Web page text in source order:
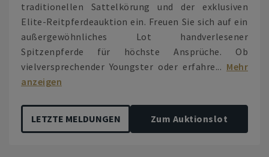
traditionellen Sattelkörung und der exklusiven
Elite-Reitpferdeauktion ein. Freuen Sie sich auf ein
außergewöhnliches Lot handverlesener
Spitzenpferde für höchste Ansprüche. Ob
vielversprechender Youngster oder erfahre... Mehr
anzeigen
LETZTE MELDUNGEN Zum Auktionslot